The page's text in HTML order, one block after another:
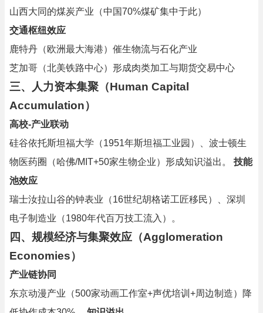
山西大同的煤炭产业（中国70%煤矿集中于此）
交通枢纽效应
鹿特丹（欧洲最大海港）催生物流与石化产业
芝加哥（北美铁路中心）形成肉类加工与期货交易中心
三、人力资本集聚（Human Capital
Accumulation）
高校-产业联动
硅谷依托斯坦福大学（1951年斯坦福工业园）、波士顿生
物医药圈（哈佛/MIT+50家生物企业）形成知识溢出。 技能
池效应
瑞士汝拉山谷的钟表业（16世纪胡格诺工匠移民）、深圳
电子制造业（1980年代百万技工流入）。
四、规模经济与集聚效应（Agglomeration
Economies）
产业链协同
东京动漫产业（500家动画工作室+声优培训+周边制造）降